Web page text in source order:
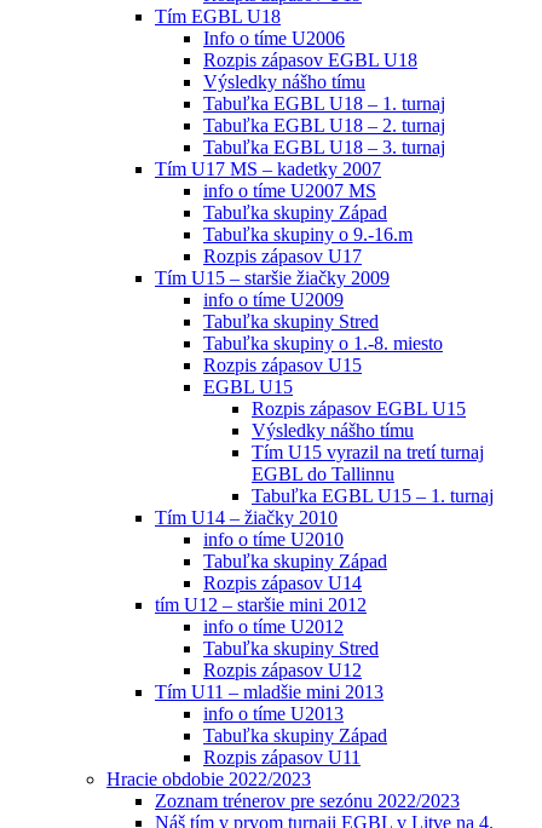
Tím EGBL U18
Info o tíme U2006
Rozpis zápasov EGBL U18
Výsledky nášho tímu
Tabuľka EGBL U18 – 1. turnaj
Tabuľka EGBL U18 – 2. turnaj
Tabuľka EGBL U18 – 3. turnaj
Tím U17 MS – kadetky 2007
info o tíme U2007 MS
Tabuľka skupiny Západ
Tabuľka skupiny o 9.-16.m
Rozpis zápasov U17
Tím U15 – staršie žiačky 2009
info o tíme U2009
Tabuľka skupiny Stred
Tabuľka skupiny o 1.-8. miesto
Rozpis zápasov U15
EGBL U15
Rozpis zápasov EGBL U15
Výsledky nášho tímu
Tím U15 vyrazil na tretí turnaj
EGBL do Tallinnu
Tabuľka EGBL U15 – 1. turnaj
Tím U14 – žiačky 2010
info o tíme U2010
Tabuľka skupiny Západ
Rozpis zápasov U14
tím U12 – staršie mini 2012
info o tíme U2012
Tabuľka skupiny Stred
Rozpis zápasov U12
Tím U11 – mladšie mini 2013
info o tíme U2013
Tabuľka skupiny Západ
Rozpis zápasov U11
Hracie obdobie 2022/2023
Zoznam trénerov pre sezónu 2022/2023
Náš tím v prvom turnaji EGBL v Litve na 4.